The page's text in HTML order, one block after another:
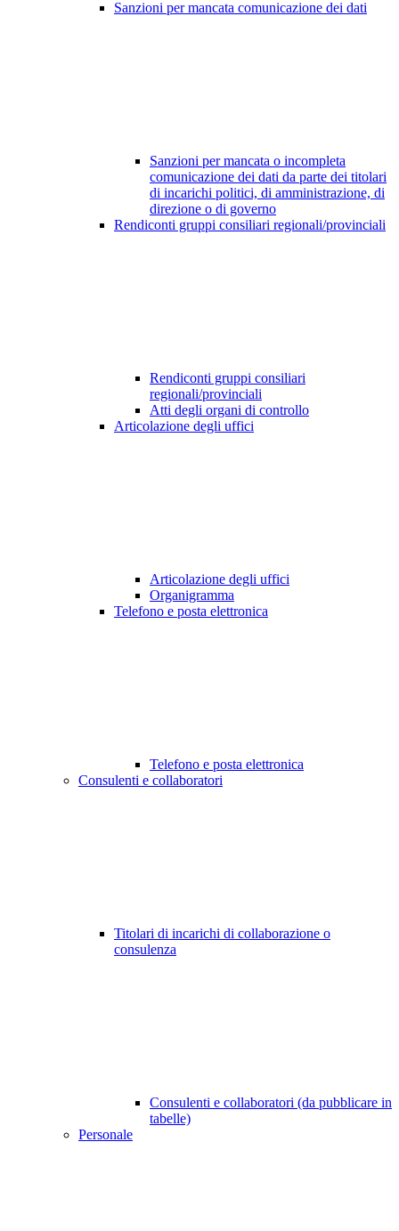
Sanzioni per mancata comunicazione dei dati
Sanzioni per mancata o incompleta
comunicazione dei dati da parte dei titolari
di incarichi politici, di amministrazione, di
direzione o di governo
Rendiconti gruppi consiliari regionali/provinciali
Rendiconti gruppi consiliari
regionali/provinciali
Atti degli organi di controllo
Articolazione degli uffici
Articolazione degli uffici
Organigramma
Telefono e posta elettronica
Telefono e posta elettronica
Consulenti e collaboratori
Titolari di incarichi di collaborazione o
consulenza
Consulenti e collaboratori (da pubblicare in
tabelle)
Personale